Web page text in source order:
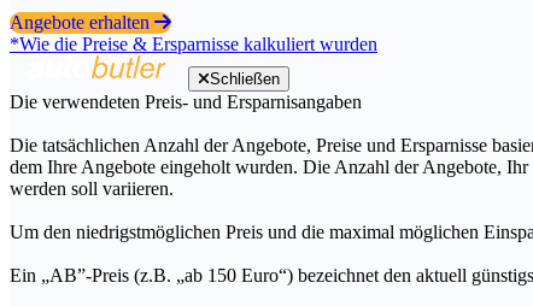
Angebote erhalten
*Wie die Preise & Ersparnisse kalkuliert wurden
Schließen
Die verwendeten Preis- und Ersparnisangaben
Die tatsächlichen Anzahl der Angebote, Preise und Ersparnisse
dem Ihre Angebote eingeholt wurden. Die Anzahl der Angebote,
werden soll variieren.
Um den niedrigstmöglichen Preis und die maximal möglichen
Ein „AB”-Preis (z.B. „ab 150 Euro“) bezeichnet den aktuell